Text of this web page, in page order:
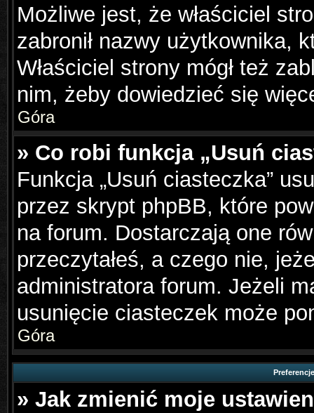
Możliwe jest, że właściciel
zabronił nazwy użytkownika,
Właściciel strony mógł też
nim, żeby dowiedzieć się
Góra
» Co robi funkcja „Usuń
Funkcja „Usuń ciasteczka”
przez skrypt phpBB, które
na forum. Dostarczają one
przeczytałeś, a czego nie,
administratora forum. Jeżeli
usunięcie ciasteczek może
Góra
» Jak zmienić moje